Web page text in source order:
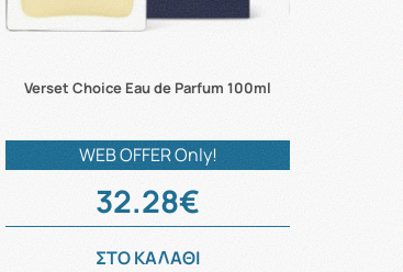
Verset Choice Eau de Parfum 100ml
WEB OFFER Only!
32.28€
ΣΤΟ ΚΑΛΑΘΙ